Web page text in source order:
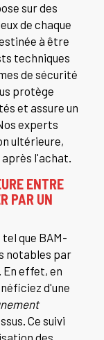
sur des
de chaque
à être
techniques
de sécurité
protège
et assure un
experts
ultérieure,
l'achat.
ENTRE
PAR UN
que BAM-
notables par
effet, en
d'une
Ce suivi
des